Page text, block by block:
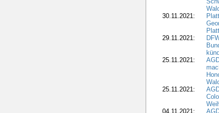
30.11.2021:
29.11.2021:
25.11.2021:
25.11.2021:
04.11.2021: